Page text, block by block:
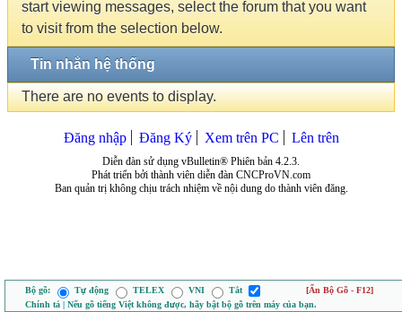
start viewing messages, select the forum that you want
to visit from the selection below.
Tin nhắn hệ thống
There are no events to display.
Đăng nhập Đăng Ký Xem trên PC Lên trên
Diễn đàn sử dụng vBulletin® Phiên bản 4.2.3.
Phát triển bởi thành viên diễn đàn CNCProVN.com
Ban quản trị không chịu trách nhiệm về nội dung do thành viên đăng.
Bộ gõ: Tự động TELEX VNI Tắt
[Ẩn Bộ Gõ - F12]
Chính tả | Nếu gõ tiếng Việt không được, hãy bật bộ gõ trên máy của bạn.